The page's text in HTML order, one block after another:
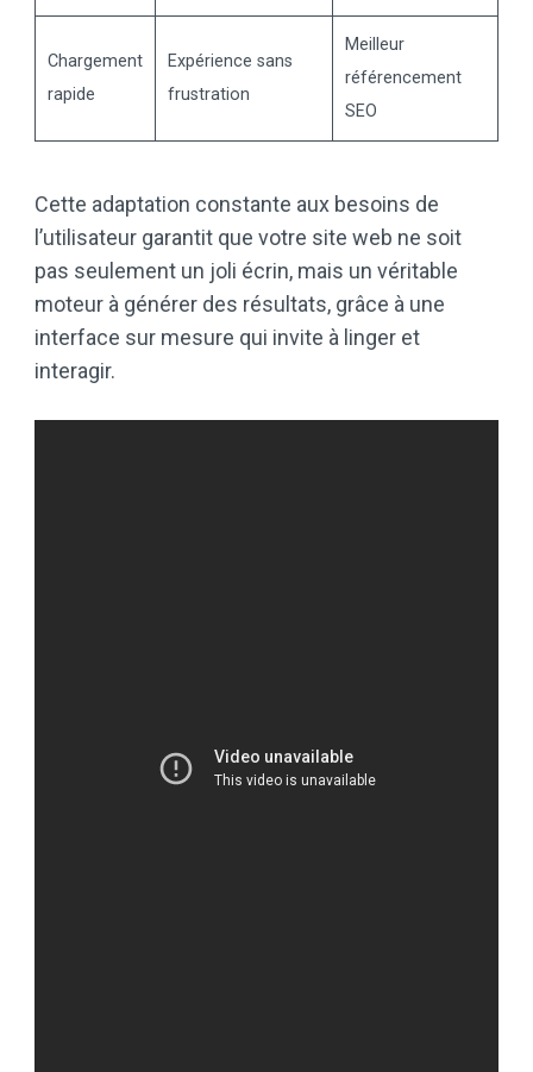
Chargement
rapide
Expérience sans
frustration
Meilleur
référencement
SEO
Cette adaptation constante aux besoins de
l’utilisateur garantit que votre site web ne soit
pas seulement un joli écrin, mais un véritable
moteur à générer des résultats, grâce à une
interface sur mesure qui invite à linger et
interagir.